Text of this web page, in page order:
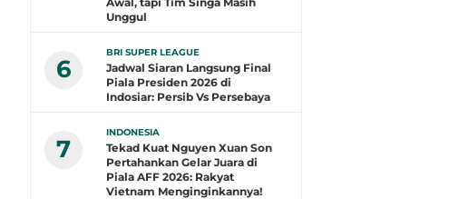
Unggul
6
BRI SUPER LEAGUE
Jadwal Siaran Langsung Final
Piala Presiden 2026 di
Indosiar: Persib Vs Persebaya
7
INDONESIA
Tekad Kuat Nguyen Xuan Son
Pertahankan Gelar Juara di
Piala AFF 2026: Rakyat
Vietnam Menginginkannya!